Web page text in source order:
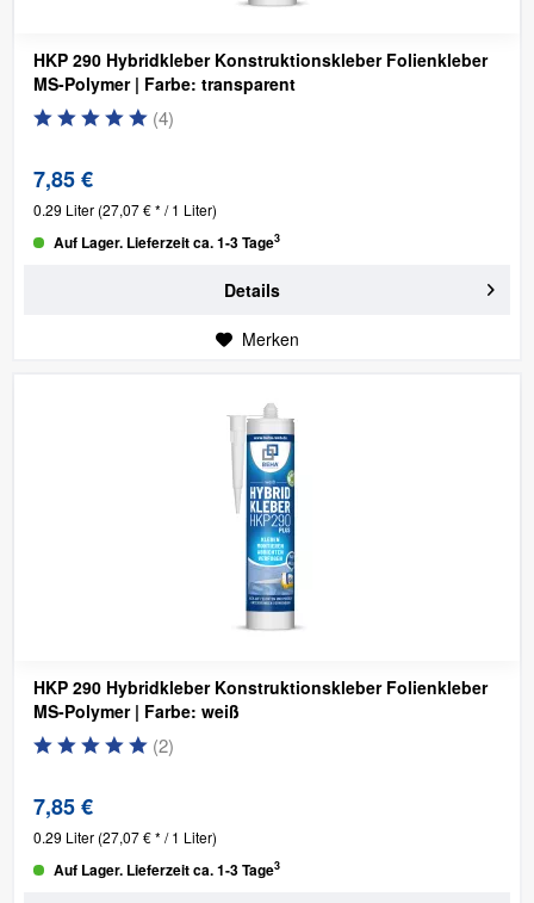
HKP 290 Hybridkleber Konstruktionskleber Folienkleber
MS-Polymer | Farbe: transparent
(4)
7,85 €
0.29 Liter (27,07 € * / 1 Liter)
Auf Lager. Lieferzeit ca. 1-3 Tage3
Details
Merken
HKP 290 Hybridkleber Konstruktionskleber Folienkleber
MS-Polymer | Farbe: weiß
(2)
7,85 €
0.29 Liter (27,07 € * / 1 Liter)
Auf Lager. Lieferzeit ca. 1-3 Tage3